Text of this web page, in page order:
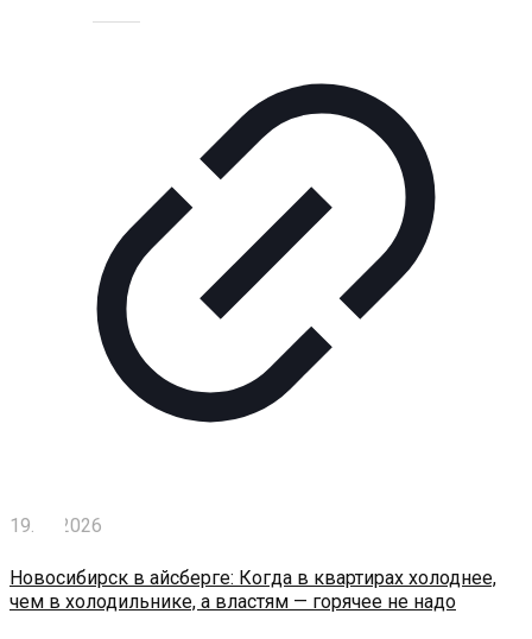
Технологии
читателя
Блокчейн
О
нас
Помощь
проекту
19.01.2026
Новосибирск в айсберге: Когда в квартирах холоднее,
чем в холодильнике, а властям — горячее не надо